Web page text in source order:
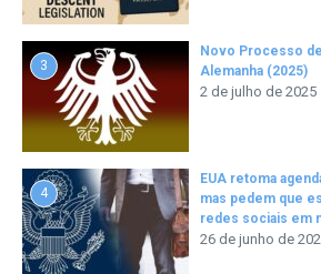
3
Novo Processo
Alemanha (2025)
2 de julho de 2025
4
EUA retoma
mas pedem que
redes sociais em
26 de junho de